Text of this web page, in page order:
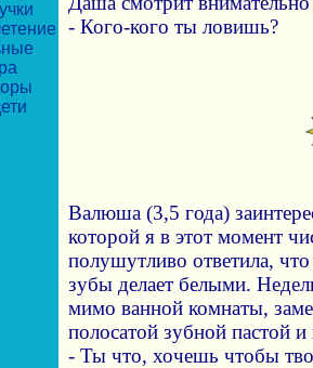
- Кого-кого ты ловишь?
Валюша (3,5 года)
которой я в этот момент
полушутливо ответила,
зубы делает белыми.
мимо ванной комнаты,
полосатой зубной пастой
- Ты что, хочешь чтобы